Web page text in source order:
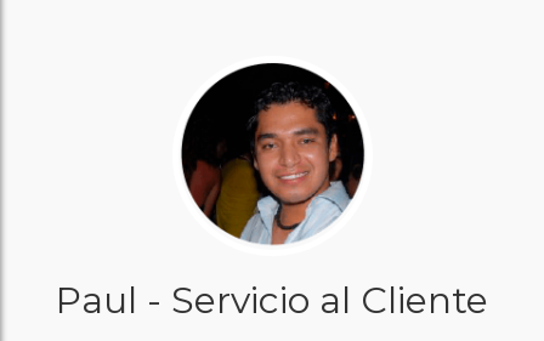
Paul - Servicio al Cliente